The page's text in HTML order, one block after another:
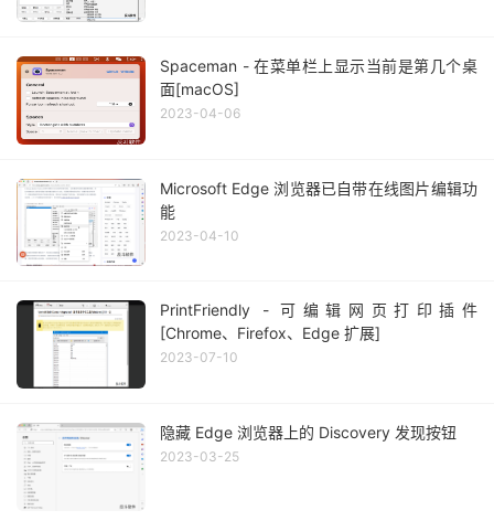
Spaceman - 在菜单栏上显示当前是第几个桌
面[macOS]
2023-04-06
Microsoft Edge 浏览器已自带在线图片编辑功
能
2023-04-10
PrintFriendly - 可编辑网页打印插件
[Chrome、Firefox、Edge 扩展]
2023-07-10
隐藏 Edge 浏览器上的 Discovery 发现按钮
2023-03-25